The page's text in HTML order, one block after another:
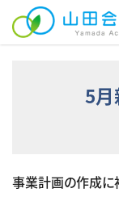
コンテンツへスキップ
5月
事業計画の作成